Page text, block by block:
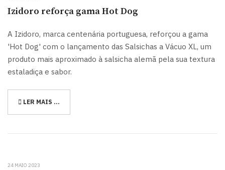
Izidoro reforça gama Hot Dog
A Izidoro, marca centenária portuguesa, reforçou a gama
'Hot Dog' com o lançamento das Salsichas a Vácuo XL, um
produto mais aproximado à salsicha alemã pela sua textura
estaladiça e sabor.
LER MAIS …
24 MAIO 2023